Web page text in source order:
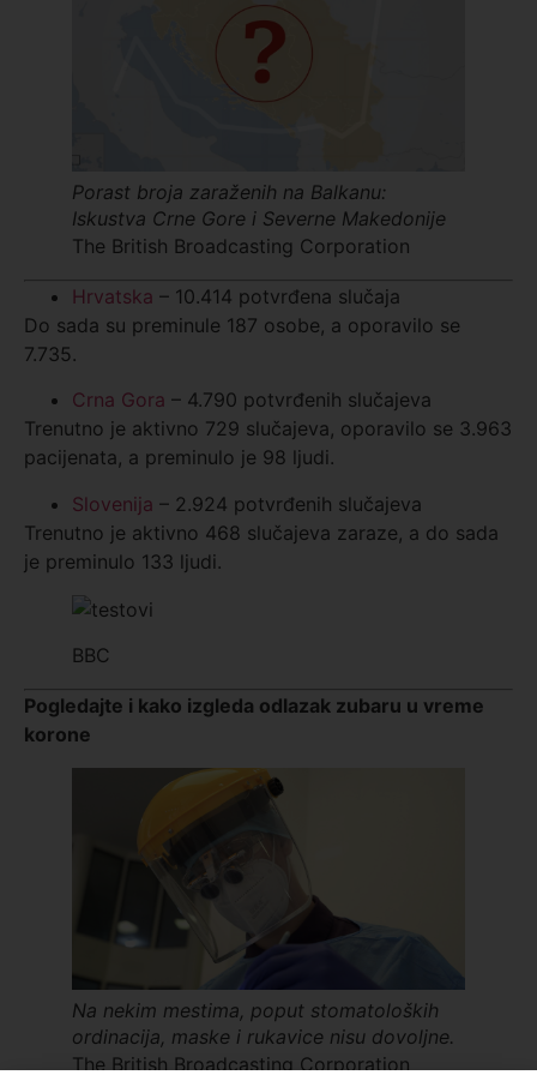
Porast broja zaraženih na Balkanu:
Iskustva Crne Gore i Severne Makedonije
The British Broadcasting Corporation
Hrvatska – 10.414 potvrđena slučaja
Do sada su preminule 187 osobe, a oporavilo se
7.735.
Crna Gora – 4.790 potvrđenih slučajeva
Trenutno je aktivno 729 slučajeva, oporavilo se 3.963
pacijenata, a preminulo je 98 ljudi.
Slovenija – 2.924 potvrđenih slučajeva
Trenutno je aktivno 468 slučajeva zaraze, a do sada
je preminulo 133 ljudi.
BBC
Pogledajte i kako izgleda odlazak zubaru u vreme
korone
Na nekim mestima, poput stomatoloških
ordinacija, maske i rukavice nisu dovoljne.
The British Broadcasting Corporation